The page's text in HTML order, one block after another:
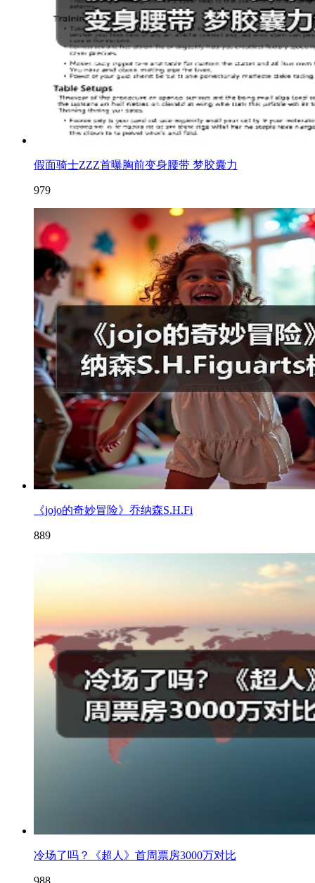
假面骑士ZZZ首曝胸前变身腰带 梦胶囊力
979
《jojo的奇妙冒险》乔纳森S.H.Fi
889
冷场了吗？《超人》首周票房3000万对比